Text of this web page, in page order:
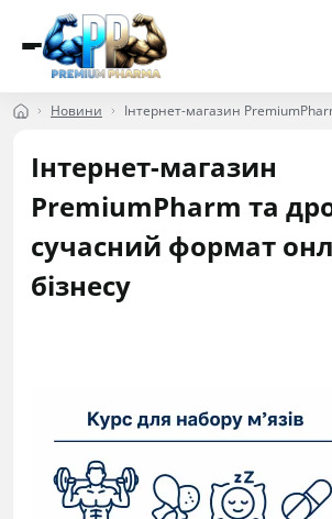
Новини Інтернет-магазин
Інтернет-магазин
PremiumPharm та
сучасний формат
бізнесу